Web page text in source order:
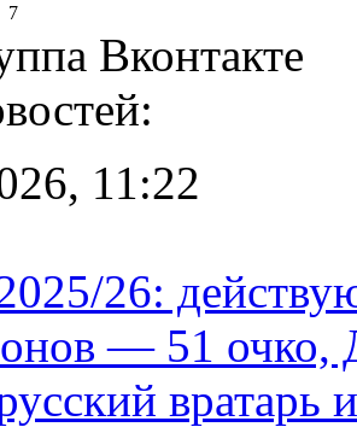
7
Вконтакте
11:22
26:
— 51 очко,
вратарь